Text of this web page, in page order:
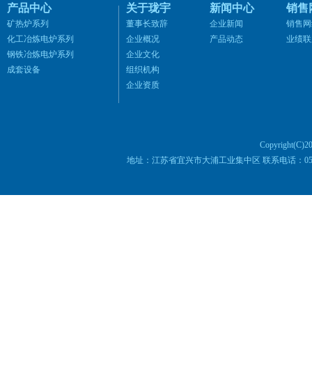
产品中心
矿热炉系列
化工冶炼电炉系列
钢铁冶炼电炉系列
成套设备
关于珑宇
董事长致辞
企业概况
企业文化
组织机构
企业资质
新闻中心
企业新闻
产品动态
销售
销售
业绩
地址：江苏省宜兴市大浦工业集中区 联系电话：